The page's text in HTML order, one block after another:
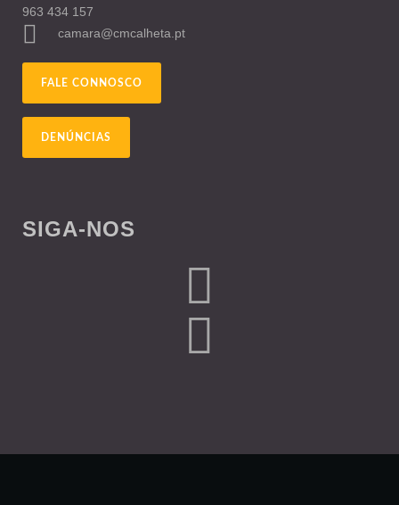
963 434 157
camara@cmcalheta.pt
FALE CONNOSCO
DENÚNCIAS
SIGA-NOS